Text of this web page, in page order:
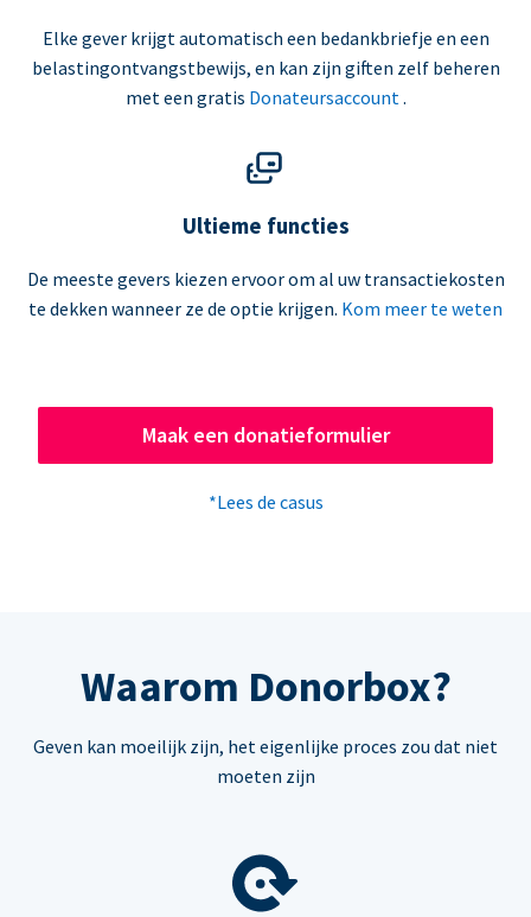
Elke gever krijgt automatisch een bedankbriefje en een
belastingontvangstbewijs, en kan zijn giften zelf beheren
met een gratis Donateursaccount .
Ultieme functies
De meeste gevers kiezen ervoor om al uw transactiekosten
te dekken wanneer ze de optie krijgen. Kom meer te weten
Maak een donatieformulier
*Lees de casus
Waarom Donorbox?
Geven kan moeilijk zijn, het eigenlijke proces zou dat niet
moeten zijn